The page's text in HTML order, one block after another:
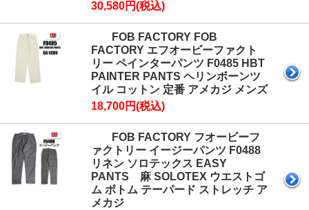
30,580円(税込)
FOB FACTORY FOB
FACTORY エフオービーファクト
リー ペインターパンツ F0485 HBT
PAINTER PANTS ヘリンボーンツ
イル コットン 定番 アメカジ メンズ
18,700円(税込)
FOB FACTORY フオービーフ
ァクトリー イージーパンツ F0488
リネン ソロテックス EASY
PANTS 麻 SOLOTEX ウエストゴ
ム ボトム テーパード ストレッチ ア
メカジ